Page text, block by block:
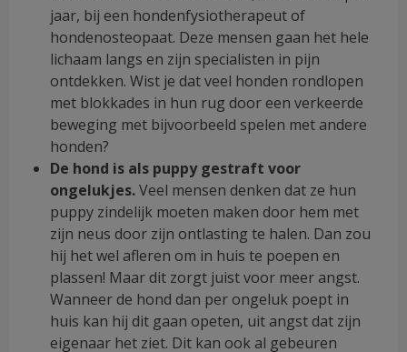
jaar, bij een hondenfysiotherapeut of
hondenosteopaat. Deze mensen gaan het hele
lichaam langs en zijn specialisten in pijn
ontdekken. Wist je dat veel honden rondlopen
met blokkades in hun rug door een verkeerde
beweging met bijvoorbeeld spelen met andere
honden?
De hond is als puppy gestraft voor
ongelukjes.Veel mensen denken dat ze hun
puppy zindelijk moeten maken door hem met
zijn neus door zijn ontlasting te halen. Dan zou
hij het wel afleren om in huis te poepen en
plassen! Maar dit zorgt juist voor meer angst.
Wanneer de hond dan per ongeluk poept in
huis kan hij dit gaan opeten, uit angst dat zijn
eigenaar het ziet. Dit kan ook al gebeuren